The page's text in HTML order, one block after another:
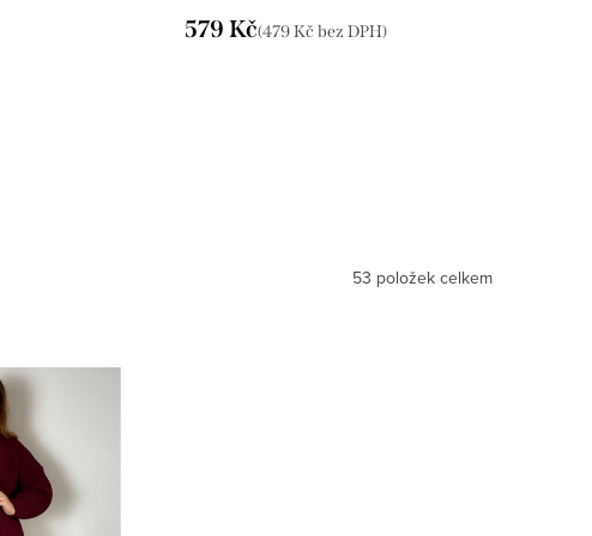
IMD25162/DUR
579 Kč(479 Kč bez DPH)
53 položek celkem